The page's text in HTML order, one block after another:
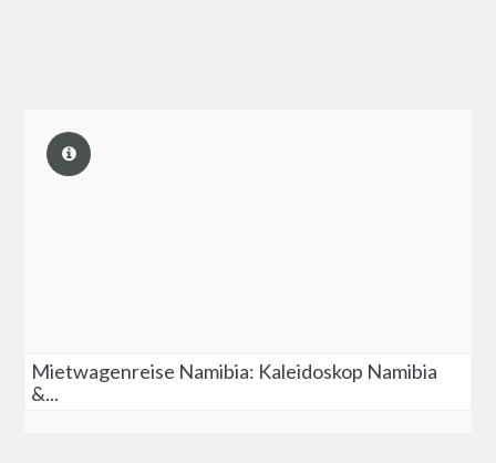
Mietwagenreise Namibia: Kaleidoskop Namibia
&...